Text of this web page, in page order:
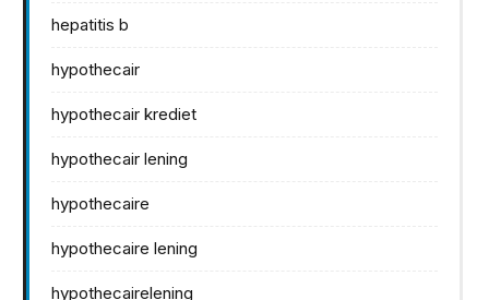
hepatitis b
hypothecair
hypothecair krediet
hypothecair lening
hypothecaire
hypothecaire lening
hypothecairelening